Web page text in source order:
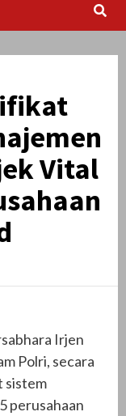
Vital
Irjen
Polri, secara
sistem
perusahaan